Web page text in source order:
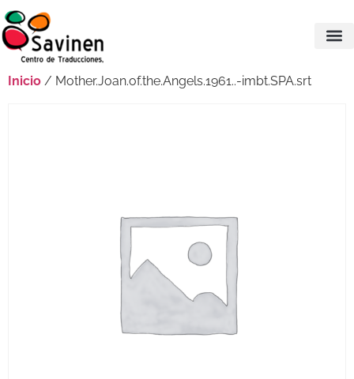
Inicio / Mother.Joan.of.the.Angels.1961..-imbt.SPA.srt